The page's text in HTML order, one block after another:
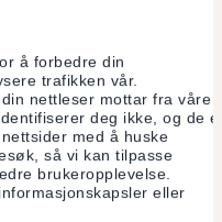
å forbedre din
trafikken vår.
nettleser mottar fra våre
deg ikke, og de
med å huske
så vi kan tilpasse
brukeropplevelse.
eller